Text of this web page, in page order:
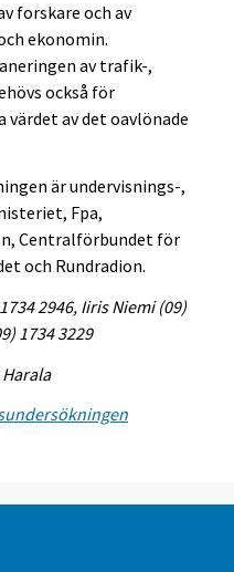
forskare och av
ekonomin.
av trafik-,
också för
värdet av det oavlönade
är undervisnings-,
Fpa,
Centralförbundet för
och Rundradion.
2946, Iiris Niemi (09)
1734 3229